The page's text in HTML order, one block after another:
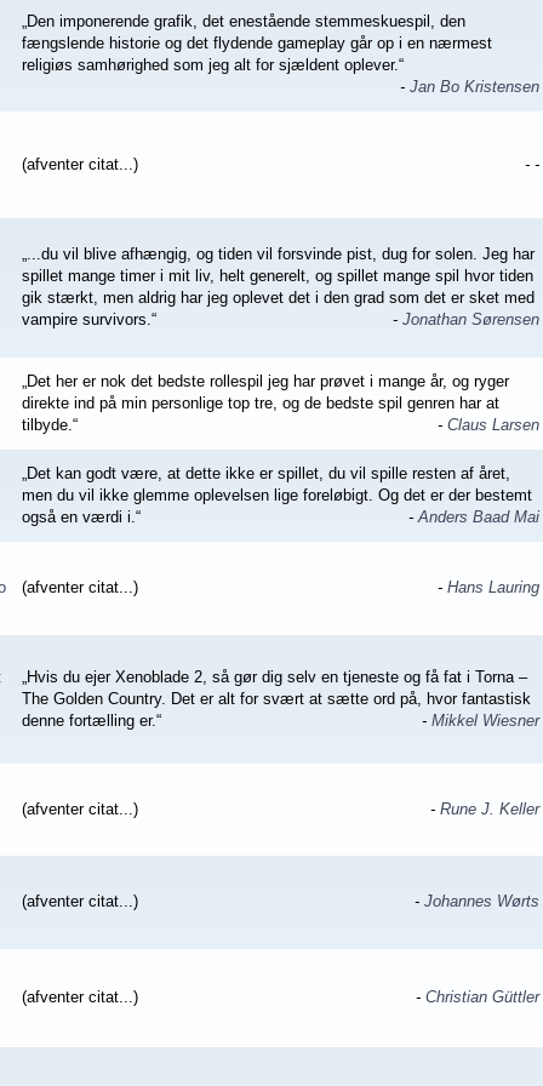
„Den imponerende grafik, det enestående stemmeskuespil, den
fængslende historie og det flydende gameplay går op i en nærmest
religiøs samhørighed som jeg alt for sjældent oplever.“
- Jan Bo Kristensen
(afventer citat...) - -
„...du vil blive afhængig, og tiden vil forsvinde pist, dug for solen. Jeg har
spillet mange timer i mit liv, helt generelt, og spillet mange spil hvor tiden
gik stærkt, men aldrig har jeg oplevet det i den grad som det er sket med
vampire survivors.“
- Jonathan Sørensen
„Det her er nok det bedste rollespil jeg har prøvet i mange år, og ryger
direkte ind på min personlige top tre, og de bedste spil genren har at
tilbyde.“
- Claus Larsen
„Det kan godt være, at dette ikke er spillet, du vil spille resten af året,
men du vil ikke glemme oplevelsen lige foreløbigt. Og det er der bestemt
også en værdi i.“
-Anders Baad Mai
(afventer citat...) - Hans Lauring
„Hvis du ejer Xenoblade 2, så gør dig selv en tjeneste og få fat i Torna –
The Golden Country. Det er alt for svært at sætte ord på, hvor fantastisk
denne fortælling er.“
- Mikkel Wiesner
(afventer citat...) - Rune J. Keller
(afventer citat...) - Johannes Wørts
(afventer citat...) - Christian Güttler